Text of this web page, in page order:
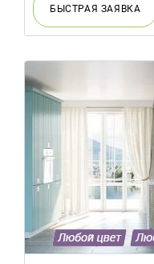
БЫСТРАЯ ЗАЯВКА